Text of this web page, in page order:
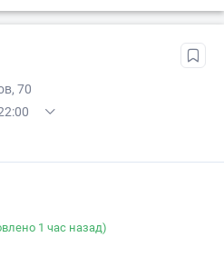
70
1 час назад)